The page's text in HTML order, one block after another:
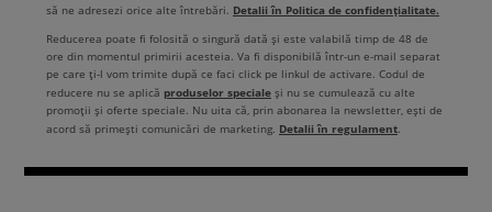
să ne adresezi orice alte întrebări. Detalii în Politica de confidențialitate.
Reducerea poate fi folosită o singură dată și este valabilă timp de 48 de
ore din momentul primirii acesteia. Va fi disponibilă într-un e-mail separat
pe care ți-l vom trimite după ce faci click pe linkul de activare. Codul de
reducere nu se aplică produselor speciale și nu se cumulează cu alte
promoții și oferte speciale. Nu uita că, prin abonarea la newsletter, ești de
acord să primești comunicări de marketing. Detalii în regulament.